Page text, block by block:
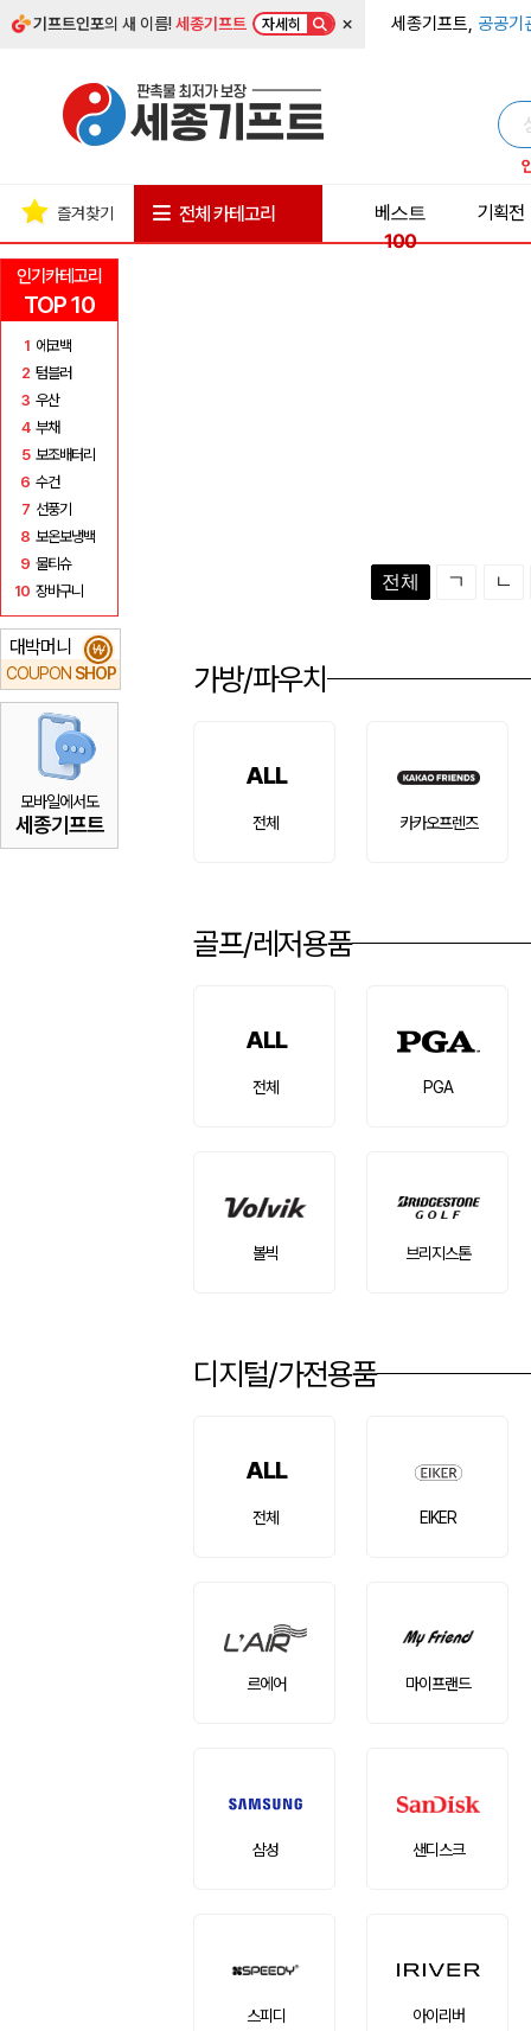
기프트인포의 새 이름!세종기프트 자세히 × 세종기프트, 공공기
인기카테고리
TOP 10
1 에코백
2 텀블러
3 우산
4 부채
5 보조배터리
6 수건
7 선풍기
8 보온보냉백
9 물티슈
10 장바구니
대박머니
COUPON SHOP
₩
모바일에서도
세종기프트
즐겨찾기 전체 카테고리
베스트
100
기획전
전체 ㄱ ㄴ
가방/파우치
ALL
전체 카카오프렌즈
골프/레저용품
ALL
전체 PGA
볼빅 브리지스톤
디지털/가전용품
ALL
전체 EIKER
르에어 마이프랜드
삼성 샌디스크
스피디 아이리버